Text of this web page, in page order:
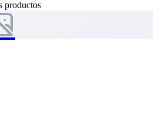
productos